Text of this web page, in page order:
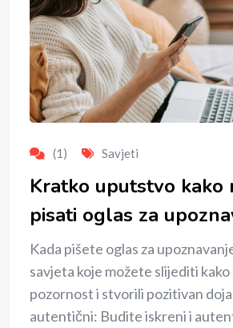
(1) Savjeti
Kratko uputstvo kako
pisati oglas za
Kada pišete oglas za
savjeta koje možete slijediti
pozornost i stvorili pozitivan
autentični: Budite iskreni i